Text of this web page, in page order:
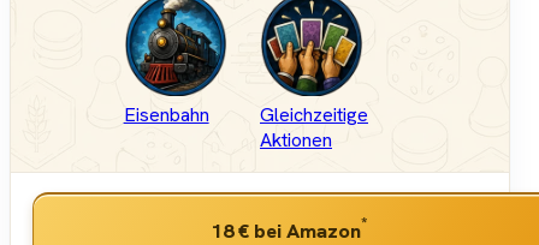
Eisenbahn
Gleichzeitige
Aktionen
18 € bei Amazon*